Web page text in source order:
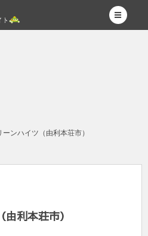
ーンハイツ（由利本荘市）
利本荘市）